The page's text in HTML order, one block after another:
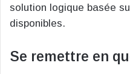
solution logique basée
disponibles.
Se remettre en